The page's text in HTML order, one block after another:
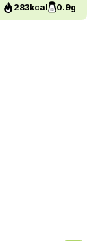
283kcal 0.9g